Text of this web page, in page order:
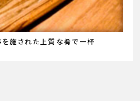
施された上質な肴で一杯